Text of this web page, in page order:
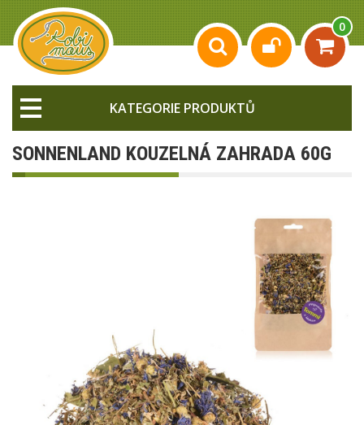
0
KATEGORIE PRODUKTŮ
SONNENLAND KOUZELNÁ ZAHRADA 60G